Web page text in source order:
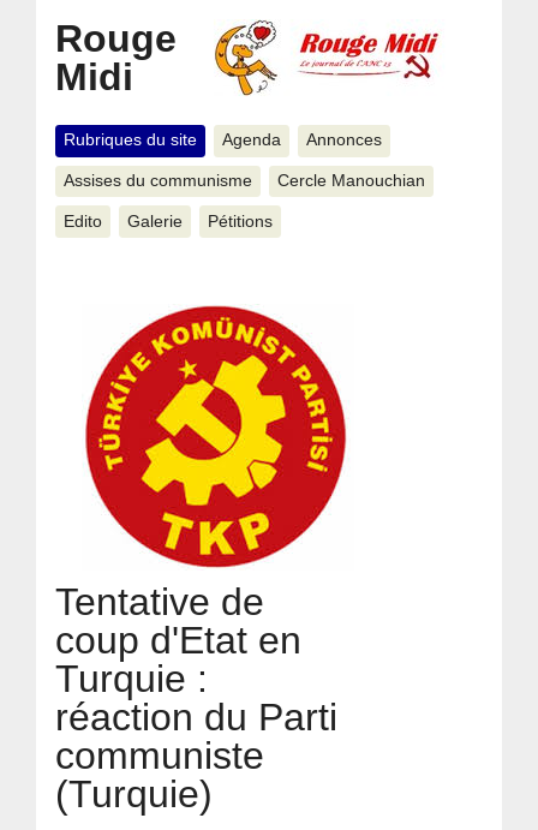
Rouge
Midi
Rubriques du site Agenda Annonces
Assises du communisme Cercle Manouchian
Edito Galerie Pétitions
Tentative de
coup d'Etat en
Turquie :
réaction du Parti
communiste
(Turquie)